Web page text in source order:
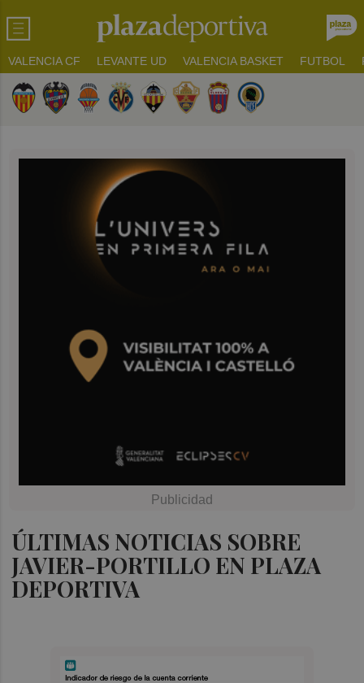
VALENCIA CF LEVANTE UD VALENCIA BASKET FUTBOL
ÚLTIMAS NOTICIAS SOBRE
JAVIER-PORTILLO EN PLAZA
DEPORTIVA